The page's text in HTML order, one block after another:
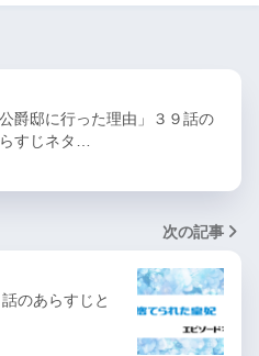
爵邸に行った理由」３９話の
すじネタ…
次の記事
のあらすじと